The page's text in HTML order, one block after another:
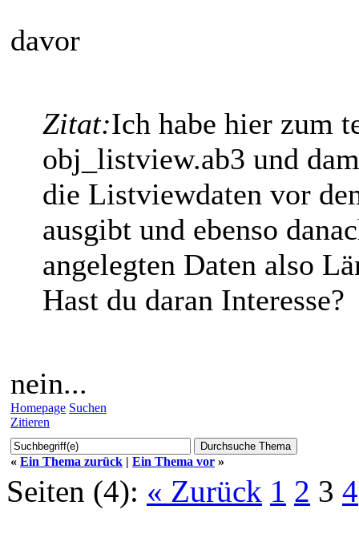
davor
Zitat:Ich habe hier zum
obj_listview.ab3 und
die Listviewdaten vor
ausgibt und ebenso
angelegten Daten also
Hast du daran Interesse?
nein...
Homepage Suchen
Zitieren
« Ein Thema zurück | Ein Thema vor »
Seiten (4): « Zurück 1 2 3 4